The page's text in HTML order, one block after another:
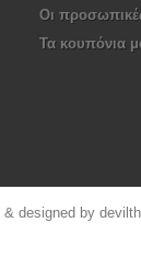
& designed by
Οι
Τα κουπόνια